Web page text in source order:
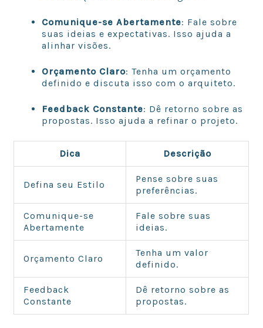
Comunique-se Abertamente: Fale sobre
suas ideias e expectativas. Isso ajuda a
alinhar visões.
Orçamento Claro: Tenha um orçamento
definido e discuta isso com o arquiteto.
Feedback Constante: Dê retorno sobre as
propostas. Isso ajuda a refinar o projeto.
Dica Descrição
Defina seu Estilo
Pense sobre suas
preferências.
Comunique-se
Abertamente
Fale sobre suas
ideias.
Orçamento Claro
Tenha um valor
definido.
Feedback
Constante
Dê retorno sobre as
propostas.